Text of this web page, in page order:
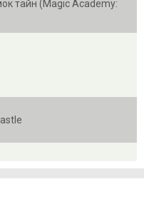
тайн (Magic Academy: